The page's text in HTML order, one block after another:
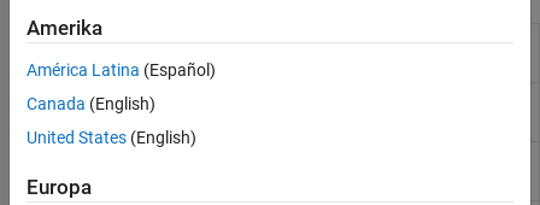
Dateinamen-Konstruktion
addpath
Hinzufügen von Ordnern zum
rmpath
Amerika
América Latina (Español)
Canada (English)
United States (English)
Europa